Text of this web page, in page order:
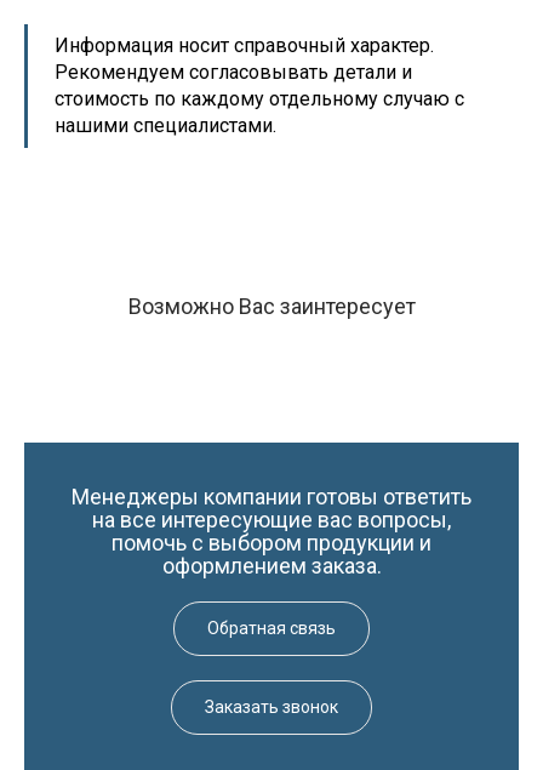
Информация носит справочный характер.
Рекомендуем согласовывать детали и
стоимость по каждому отдельному случаю с
нашими специалистами.
Возможно Вас заинтересует
Менеджеры компании готовы ответить
на все интересующие вас вопросы,
помочь с выбором продукции и
оформлением заказа.
Обратная связь
Заказать звонок